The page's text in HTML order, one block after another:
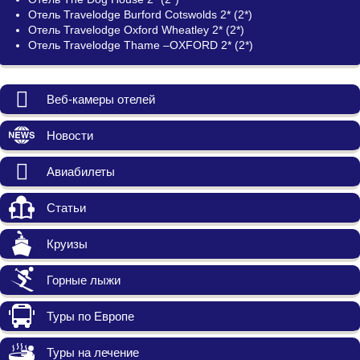
Отель Travelodge Burford Cotswolds 2* (2*)
Отель Travelodge Oxford Wheatley 2* (2*)
Отель Travelodge Thame –OXFORD 2* (2*)
Веб-камеры отелей
Новости
Авиабилеты
Статьи
Круизы
Горные лыжи
Туры по Европе
Туры на лечение